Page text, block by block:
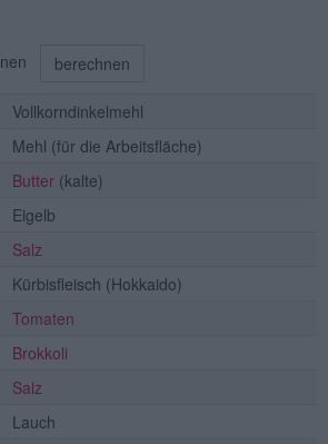
berechnen
Vollkorndinkelmehl
Mehl (für die Arbeitsfläche)
Butter (kalte)
Eigelb
Salz
Kürbisfleisch (Hokkaido)
Tomaten
Brokkoli
Salz
Lauch